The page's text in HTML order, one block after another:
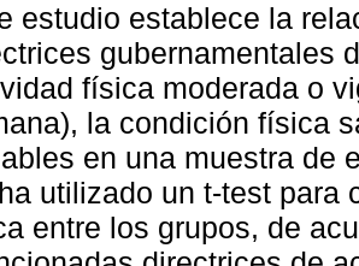
estudio establece la
gubernamentales
física moderada o
la condición física
en una muestra de
utilizado un t-test para
entre los grupos, de